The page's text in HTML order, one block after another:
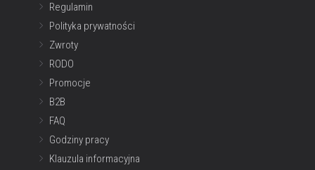
Regulamin
Polityka prywatności
Zwroty
RODO
Promocje
B2B
FAQ
Godziny pracy
Klauzula informacyjna